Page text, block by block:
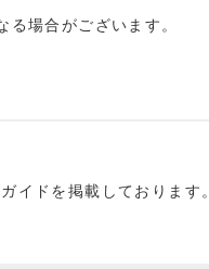
場合がございます。
イドを掲載しております。